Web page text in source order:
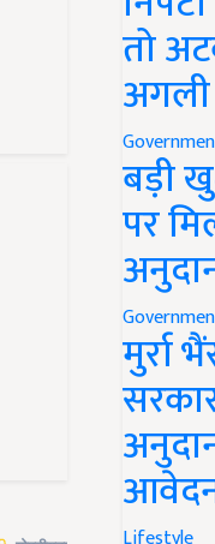
तो
बड़ी
पर
मुर्रा